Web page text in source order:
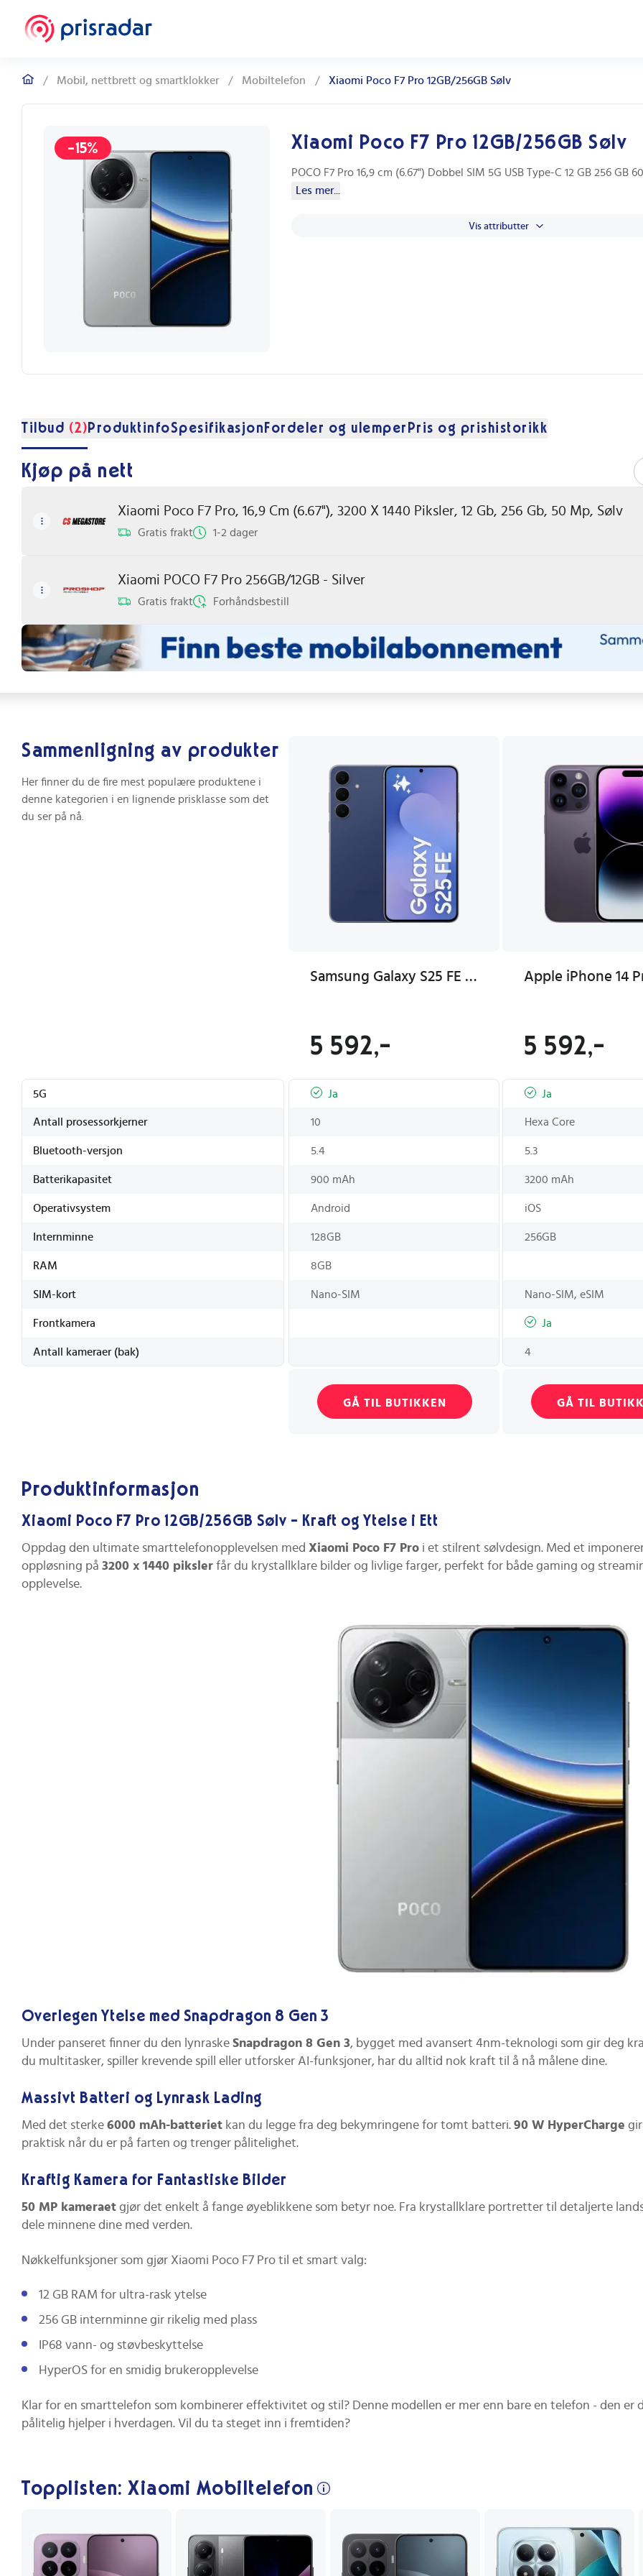
/ Mobil, nettbrett og smartklokker / Mobiltelefon / Xiaomi Poco F7 Pro 12GB/256GB Sølv
-15% Xiaomi Poco F7 Pro 12GB/256GB Sølv
POCO F7 Pro 16,9 cm (6.67") Dobbel SIM 5G USB Type-C 12 GB 256 GB
Les mer...
Vis attributter
Tilbud (2) ProduktinfoSpesifikasjon Fordeler og ulemper Pris og prishistorikk
Kjøp på nett
Xiaomi Poco F7 Pro, 16,9 Cm (6.67"), 3200 X 1440 Piksler, 12 Gb, 256 Gb, 50 Mp, Sølv
Gratis frakt 1-2 dager
Xiaomi POCO F7 Pro 256GB/12GB - Silver
Gratis frakt Forhåndsbestill
Sammenligning av produkter
Her finner du de fire mest populære produktene i
denne kategorien i en lignende prisklasse som det
du ser på nå.
Samsung Galaxy S25 FE 5G 6,7" 128GB Mobiltelefon Navy
5 592,- 5 592,-
5G Ja Ja
Antall prosessorkjerner 10 Hexa Core
Bluetooth-versjon 5.4 5.3
Batterikapasitet 900 mAh 3200 mAh
Operativsystem Android iOS
Internminne 128GB 256GB
RAM 8GB
SIM-kort Nano-SIM Nano-SIM, eSIM
Frontkamera Ja
Antall kameraer (bak) 4
GÅ TIL BUTIKKEN GÅ TIL
Produktinformasjon
Xiaomi Poco F7 Pro 12GB/256GB Sølv - Kraft og Ytelse i Ett
Oppdag den ultimate smarttelefonopplevelsen med Xiaomi Poco F7 Pro i et stilrent sølvdesign. Med et
oppløsning på 3200 x 1440 piksler får du krystallklare bilder og livlige farger, perfekt for både gaming og
opplevelse.
Overlegen Ytelse med Snapdragon 8 Gen 3
Under panseret finner du den lynraske Snapdragon 8 Gen 3, bygget med avansert 4nm-teknologi som gir deg
du multitasker, spiller krevende spill eller utforsker AI-funksjoner, har du alltid nok kraft til å nå målene dine.
Massivt Batteri og Lynrask Lading
Med det sterke 6000 mAh-batteriet kan du legge fra deg bekymringene for tomt batteri. 90 W HyperCharge
praktisk når du er på farten og trenger pålitelighet.
Kraftig Kamera for Fantastiske Bilder
50 MP kameraet gjør det enkelt å fange øyeblikkene som betyr noe. Fra krystallklare portretter til detaljerte
dele minnene dine med verden.
Nøkkelfunksjoner som gjør Xiaomi Poco F7 Pro til et smart valg:
12 GB RAM for ultra-rask ytelse
256 GB internminne gir rikelig med plass
IP68 vann- og støvbeskyttelse
HyperOS for en smidig brukeropplevelse
Klar for en smarttelefon som kombinerer effektivitet og stil? Denne modellen er mer enn bare en telefon - den
pålitelig hjelper i hverdagen. Vil du ta steget inn i fremtiden?
Topplisten: Xiaomi Mobiltelefon